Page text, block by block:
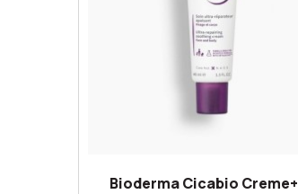
Bioderma Cicabio Creme+